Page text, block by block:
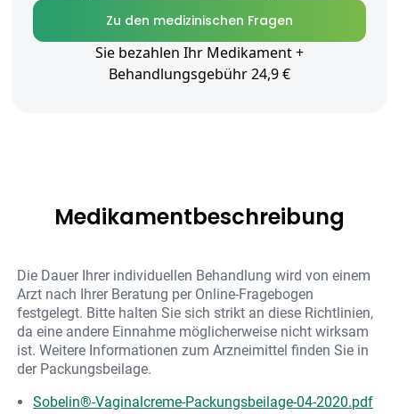
Zu den medizinischen Fragen
Sie bezahlen Ihr Medikament +
Behandlungsgebühr 24,9 €
Medikamentbeschreibung
Die Dauer Ihrer individuellen Behandlung wird von einem
Arzt nach Ihrer Beratung per Online-Fragebogen
festgelegt. Bitte halten Sie sich strikt an diese Richtlinien,
da eine andere Einnahme möglicherweise nicht wirksam
ist. Weitere Informationen zum Arzneimittel finden Sie in
der Packungsbeilage.
Sobelin®-Vaginalcreme-Packungsbeilage-04-2020.pdf